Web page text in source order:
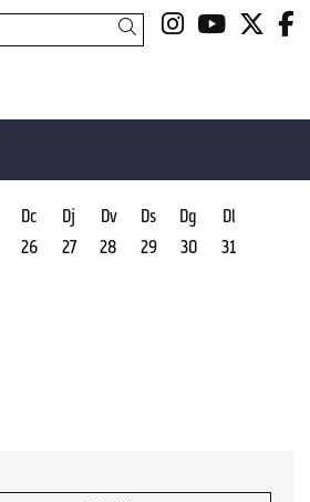
Link aLink a
Cercar
Dc
26
Dj
27
Dv
28
Ds
29
Dg
30
Dl
31